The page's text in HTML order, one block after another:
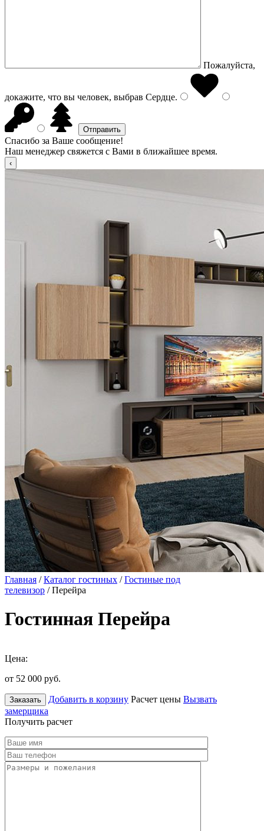
Пожалуйста,
докажите, что вы человек, выбрав Сердце.
Спасибо за Ваше сообщение!
Наш менеджер свяжется с Вами в ближайшее время.
Главная /Каталог гостиных /Гостиные под
телевизор / Перейра
Гостинная Перейра
Цена:
от 52 000 руб.
Заказать Добавить в корзину Расчет цены Вызвать
замерщика
Получить расчет